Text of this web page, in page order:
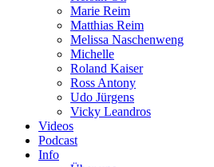
Marie Reim
Matthias Reim
Melissa Naschenweng
Michelle
Roland Kaiser
Ross Antony
Udo Jürgens
Vicky Leandros
Videos
Podcast
Info